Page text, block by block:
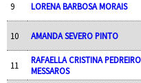
9 LORENA BARBOSA MORAIS
10 AMANDA SEVERO PINTO
11
RAFAELLA CRISTINA PEDREIRO
MESSAROS